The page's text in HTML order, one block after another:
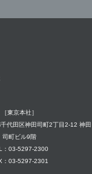
［東京本社］
代田区神田司町2丁目2-12 神田
司町ビル9階
：03-5297-2300
：03-5297-2301